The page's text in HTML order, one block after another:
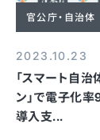
官公庁・自治体
2023.10.23
「スマート自治
ン」で電子化
導入支...